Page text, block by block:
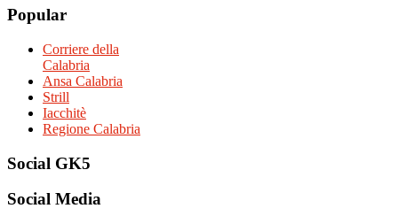
Popular
Corriere della
Calabria
Ansa Calabria
Strill
Iacchitè
Regione Calabria
Social GK5
Social Media